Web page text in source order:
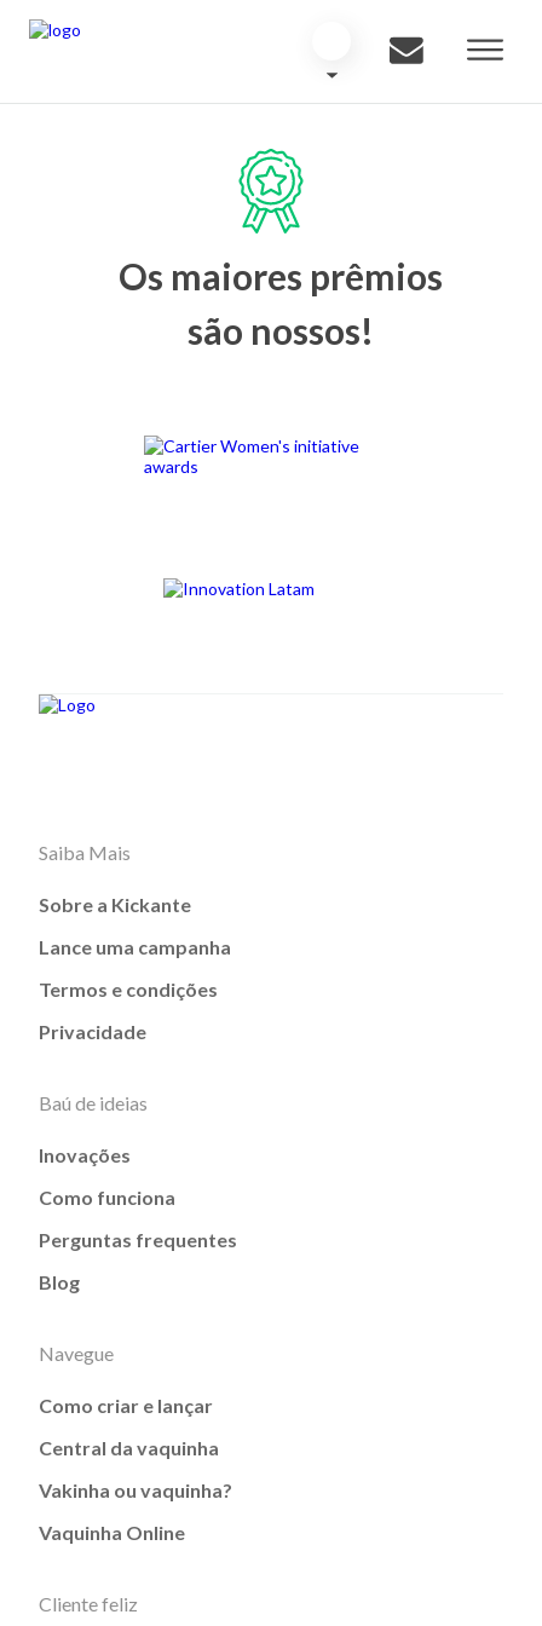
Os maiores prêmios
são nossos!
Saiba Mais
Sobre a Kickante
Lance uma campanha
Termos e condições
Privacidade
Baú de ideias
Inovações
Como funciona
Perguntas frequentes
Blog
Navegue
Como criar e lançar
Central da vaquinha
Vakinha ou vaquinha?
Vaquinha Online
Cliente feliz